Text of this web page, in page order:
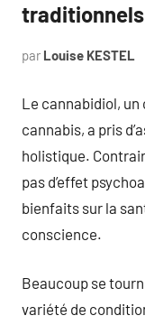
traditionnels
par Louise KESTEL
Le cannabidiol,
cannabis, a pris
holistique.
pas d’effet
bienfaits sur la
conscience.
Beaucoup se
variété de